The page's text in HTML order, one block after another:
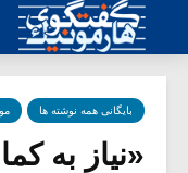
بایگانی همه نوشته ها
«نیاز به